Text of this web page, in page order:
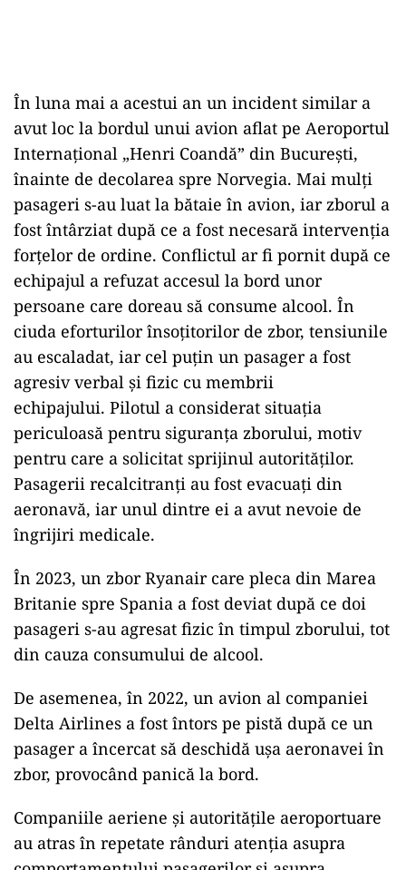
În luna mai a acestui an un incident similar a
avut loc la bordul unui avion aflat pe Aeroportul
Internațional „Henri Coandă” din București,
înainte de decolarea spre Norvegia. Mai mulți
pasageri s-au luat la bătaie în avion, iar zborul a
fost întârziat după ce a fost necesară intervenția
forțelor de ordine. Conflictul ar fi pornit după ce
echipajul a refuzat accesul la bord unor
persoane care doreau să consume alcool. În
ciuda eforturilor însoțitorilor de zbor, tensiunile
au escaladat, iar cel puțin un pasager a fost
agresiv verbal și fizic cu membrii
echipajului. Pilotul a considerat situația
periculoasă pentru siguranța zborului, motiv
pentru care a solicitat sprijinul autorităților.
Pasagerii recalcitranți au fost evacuați din
aeronavă, iar unul dintre ei a avut nevoie de
îngrijiri medicale.
În 2023, un zbor Ryanair care pleca din Marea
Britanie spre Spania a fost deviat după ce doi
pasageri s-au agresat fizic în timpul zborului, tot
din cauza consumului de alcool.
De asemenea, în 2022, un avion al companiei
Delta Airlines a fost întors pe pistă după ce un
pasager a încercat să deschidă ușa aeronavei în
zbor, provocând panică la bord.
Companiile aeriene și autoritățile aeroportuare
au atras în repetate rânduri atenția asupra